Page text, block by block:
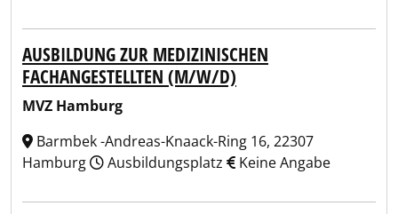
AUSBILDUNG ZUR MEDIZINISCHEN
FACHANGESTELLTEN (M/W/D)
MVZ Hamburg
Barmbek -Andreas-Knaack-Ring 16, 22307
Hamburg
Ausbildungsplatz Keine Angabe